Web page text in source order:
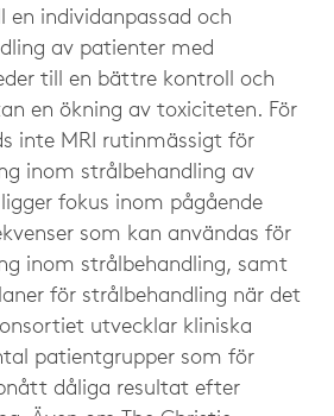
individanpassad och
av patienter med
till en bättre kontroll och
en ökning av toxiciteten. För
inte MRI rutinmässigt för
inom strålbehandling av
fokus inom pågående
som kan användas för
inom strålbehandling, samt
för strålbehandling när det
utvecklar kliniska
patientgrupper som för
dåliga resultat efter